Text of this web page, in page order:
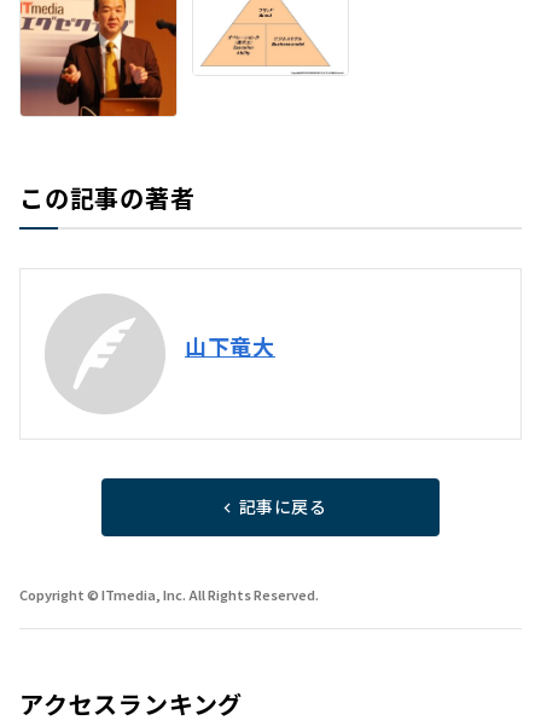
この記事の著者
山下竜大
記事に戻る
Copyright © ITmedia, Inc. All Rights Reserved.
アクセスランキング